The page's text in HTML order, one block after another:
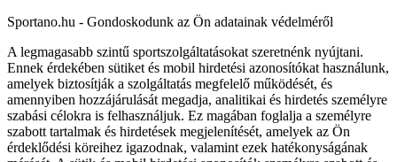
Sportano.hu - Gondoskodunk az Ön adatainak védelméről
A legmagasabb szintű sportszolgáltatásokat szeretnénk nyújtani.
Ennek érdekében sütiket és mobil hirdetési azonosítókat használunk,
amelyek biztosítják a szolgáltatás megfelelő működését, és
amennyiben hozzájárulását megadja, analitikai és hirdetés személyre
szabási célokra is felhasználjuk. Ez magában foglalja a személyre
szabott tartalmak és hirdetések megjelenítését, amelyek az Ön
érdeklődési köreihez igazodnak, valamint ezek hatékonyságának